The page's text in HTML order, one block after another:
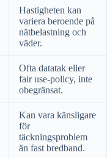
Hastigheten kan
variera beroende på
nätbelastning och
väder.
Ofta datatak eller
fair use-policy, inte
obegränsat.
Kan vara känsligare
för
täckningsproblem
än fast bredband.